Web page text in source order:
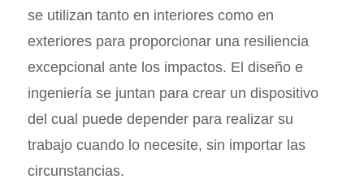
se utilizan tanto en interiores como en
exteriores para proporcionar una resiliencia
excepcional ante los impactos. El diseño e
ingeniería se juntan para crear un dispositivo
del cual puede depender para realizar su
trabajo cuando lo necesite, sin importar las
circunstancias.